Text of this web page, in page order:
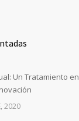
Un Tratamiento en
2020